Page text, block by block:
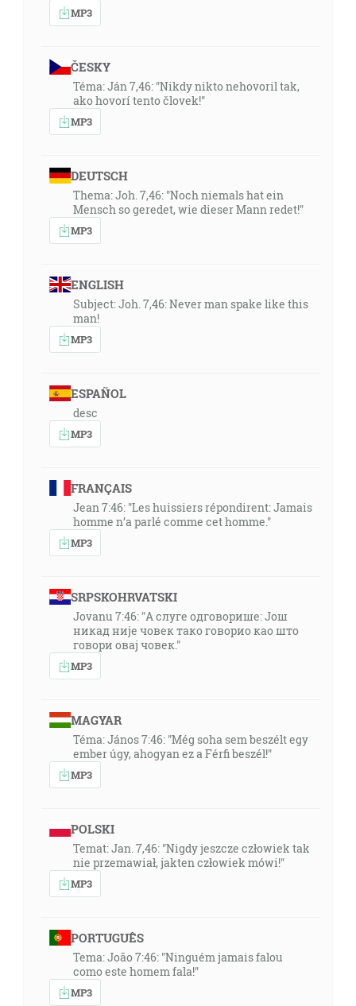
MP3
ČESKY
Téma: Ján 7,46: "Nikdy nikto nehovoril tak,
ako hovorí tento človek!"
MP3
DEUTSCH
Thema: Joh. 7,46: "Noch niemals hat ein
Mensch so geredet, wie dieser Mann redet!"
MP3
ENGLISH
Subject: Joh. 7,46: Never man spake like this
man!
MP3
ESPAÑOL
desc
MP3
FRANÇAIS
Jean 7:46: "Les huissiers répondirent: Jamais
homme n’a parlé comme cet homme."
MP3
SRPSKOHRVATSKI
Jovanu 7:46: "А слуге одговорише: Још
никад није човек тако говорио као што
говори овај човек."
MP3
MAGYAR
Téma: János 7:46: "Még soha sem beszélt egy
ember úgy, ahogyan ez a Férfi beszél!"
MP3
POLSKI
Temat: Jan. 7,46: "Nigdy jeszcze człowiek tak
nie przemawiał, jakten człowiek mówi!"
MP3
PORTUGUÊS
Tema: João 7:46: "Ninguém jamais falou
como este homem fala!"
MP3